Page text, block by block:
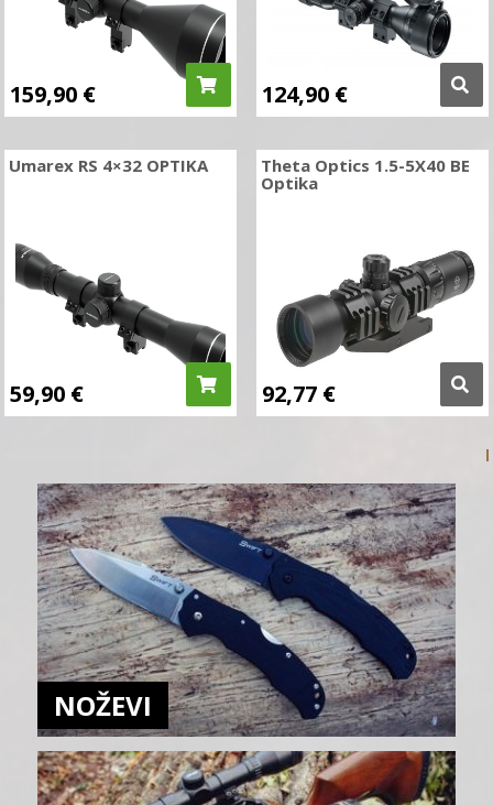
159,90 € 124,90 €
Umarex RS 4×32 OPTIKA
59,90 €
Theta Optics 1.5-5X40 BE
Optika
92,77 €
NOŽEVI